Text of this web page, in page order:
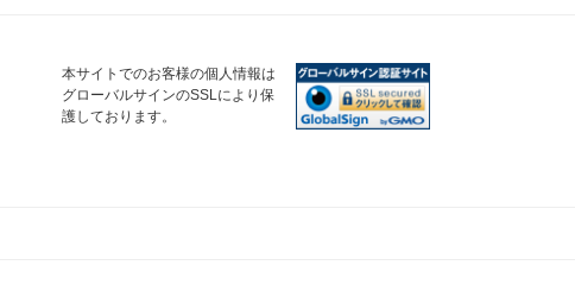
本サイトでのお客様の個人情報は
グローバルサインのSSLにより保
護しております。